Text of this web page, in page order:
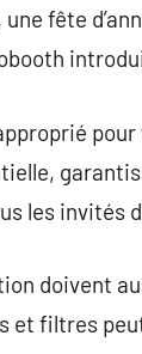
fête
les invités
doivent
et filtres